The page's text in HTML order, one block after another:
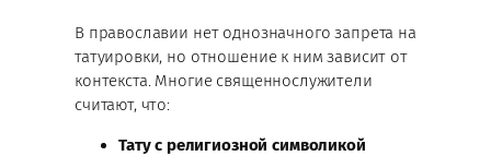
В православии нет однозначного запрета на
татуировки, но отношение к ним зависит от
контекста. Многие священнослужители
считают, что:
Тату с религиозной символикой